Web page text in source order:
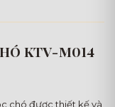
KTV-M014
chó được thiết kế và